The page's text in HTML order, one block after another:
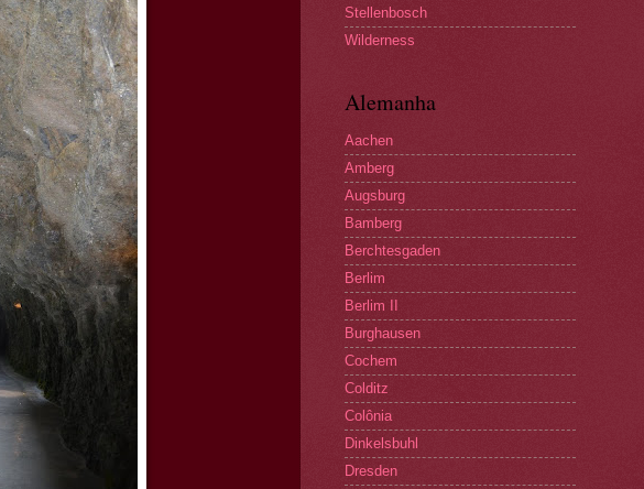
Stellenbosch
Wilderness
Alemanha
Aachen
Amberg
Augsburg
Bamberg
Berchtesgaden
Berlim
Berlim II
Burghausen
Cochem
Colditz
Colônia
Dinkelsbuhl
Dresden